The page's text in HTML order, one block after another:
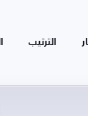
الترتيب